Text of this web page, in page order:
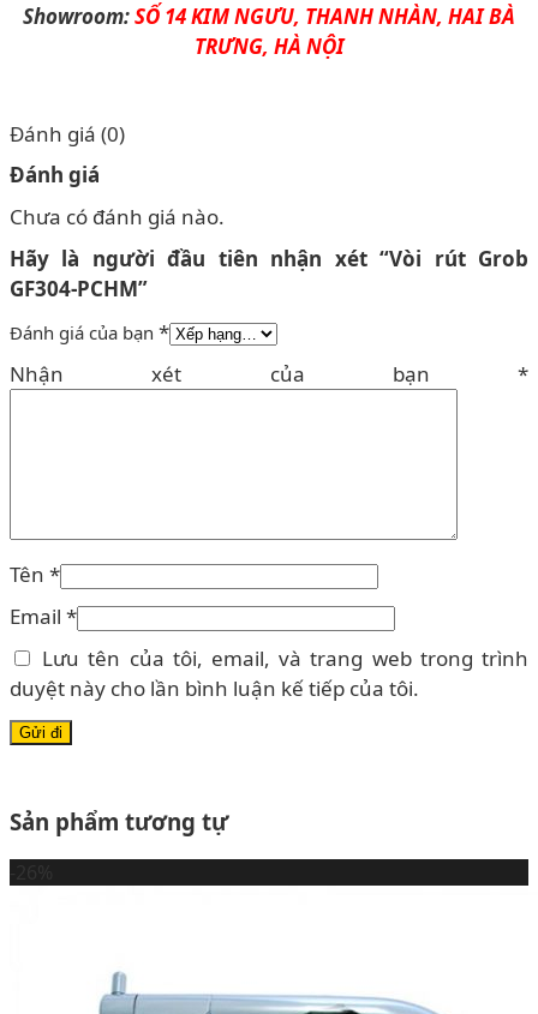
Showroom:SỐ 14 KIM NGƯU, THANH NHÀN, HAI BÀ
TRƯNG, HÀ NỘI
Đánh giá (0)
Đánh giá
Chưa có đánh giá nào.
Hãy là người đầu tiên nhận xét “Vòi rút Grob
GF304-PCHM”
Đánh giá của bạn *
Nhận xét của bạn *
Tên *
Email *
Lưu tên của tôi, email, và trang web trong trình
duyệt này cho lần bình luận kế tiếp của tôi.
Sản phẩm tương tự